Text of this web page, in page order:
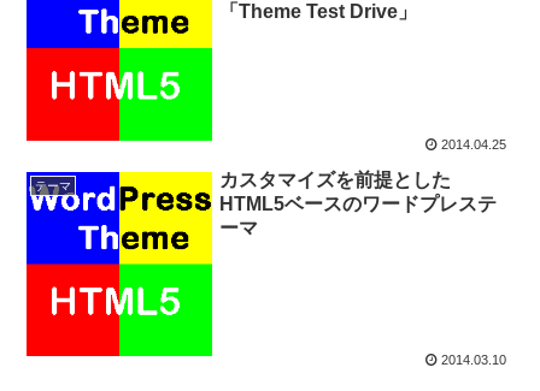
「Theme Test Drive」
2014.04.25
テーマ
カスタマイズを前提とした
HTML5ベースのワードプレステ
ーマ
2014.03.10